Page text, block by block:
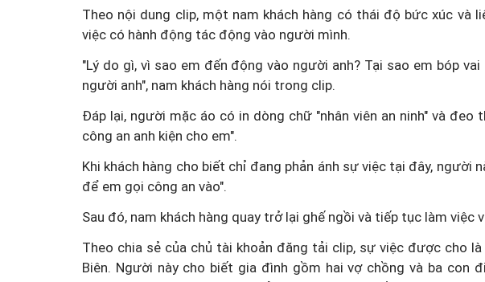
Theo nội dung clip, một nam khách hàng có thái độ bức xúc và
việc có hành động tác động vào người mình.
"Lý do gì, vì sao em đến động vào người anh? Tại sao em bóp
người anh", nam khách hàng nói trong clip.
Đáp lại, người mặc áo có in dòng chữ "nhân viên an ninh" và đeo
công an anh kiện cho em".
Khi khách hàng cho biết chỉ đang phản ánh sự việc tại đây, người
để em gọi công an vào".
Sau đó, nam khách hàng quay trở lại ghế ngồi và tiếp tục làm việc
Theo chia sẻ của chủ tài khoản đăng tải clip, sự việc được cho
Biên. Người này cho biết gia đình gồm hai vợ chồng và ba con